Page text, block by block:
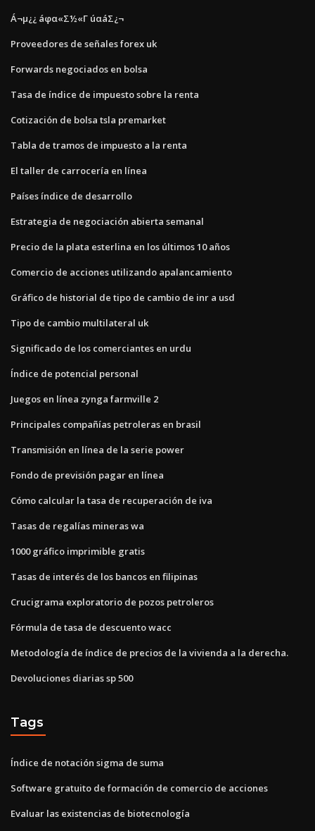
Á¬µ¿¿ áφα«Σ½«Γ úαáΣ¿¬
Proveedores de señales forex uk
Forwards negociados en bolsa
Tasa de índice de impuesto sobre la renta
Cotización de bolsa tsla premarket
Tabla de tramos de impuesto a la renta
El taller de carrocería en línea
Países índice de desarrollo
Estrategia de negociación abierta semanal
Precio de la plata esterlina en los últimos 10 años
Comercio de acciones utilizando apalancamiento
Gráfico de historial de tipo de cambio de inr a usd
Tipo de cambio multilateral uk
Significado de los comerciantes en urdu
Índice de potencial personal
Juegos en línea zynga farmville 2
Principales compañías petroleras en brasil
Transmisión en línea de la serie power
Fondo de previsión pagar en línea
Cómo calcular la tasa de recuperación de iva
Tasas de regalías mineras wa
1000 gráfico imprimible gratis
Tasas de interés de los bancos en filipinas
Crucigrama exploratorio de pozos petroleros
Fórmula de tasa de descuento wacc
Metodología de índice de precios de la vivienda a la derecha.
Devoluciones diarias sp 500
Tags
Índice de notación sigma de suma
Software gratuito de formación de comercio de acciones
Evaluar las existencias de biotecnología